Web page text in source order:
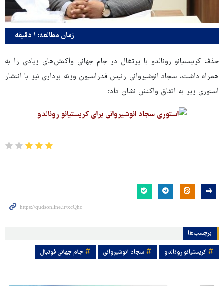
زمان مطالعه: ۱ دقیقه
حذف کریستیانو رونالدو با پرتغال در جام جهانی واکنش‌های زیادی را به
همراه داشت، سجاد انوشیروانی رئیس فدراسیون وزنه برداری نیز با انتشار
استوری زیر به اتفاق واکنش نشان داد؛
برچسب‌ها
کریستیانو رونالدو سجاد انوشیروانی جام جهانی فوتبال